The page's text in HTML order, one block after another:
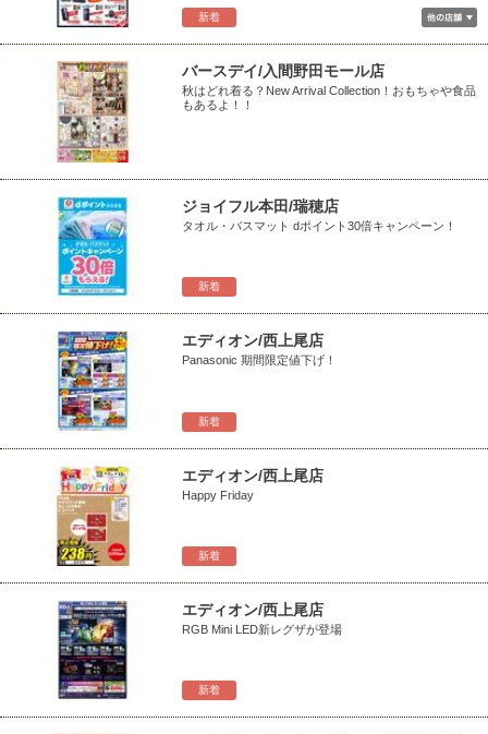
新着
バースデイ/入間野田モール店
秋はどれ着る？New Arrival Collection！おもちゃや食品
もあるよ！！
新着
ジョイフル本田/瑞穂店
タオル・バスマット dポイント30倍キャンペーン！
新着
エディオン/西上尾店
Panasonic 期間限定値下げ！
新着
エディオン/西上尾店
Happy Friday
新着
エディオン/西上尾店
RGB Mini LED新レグザが登場